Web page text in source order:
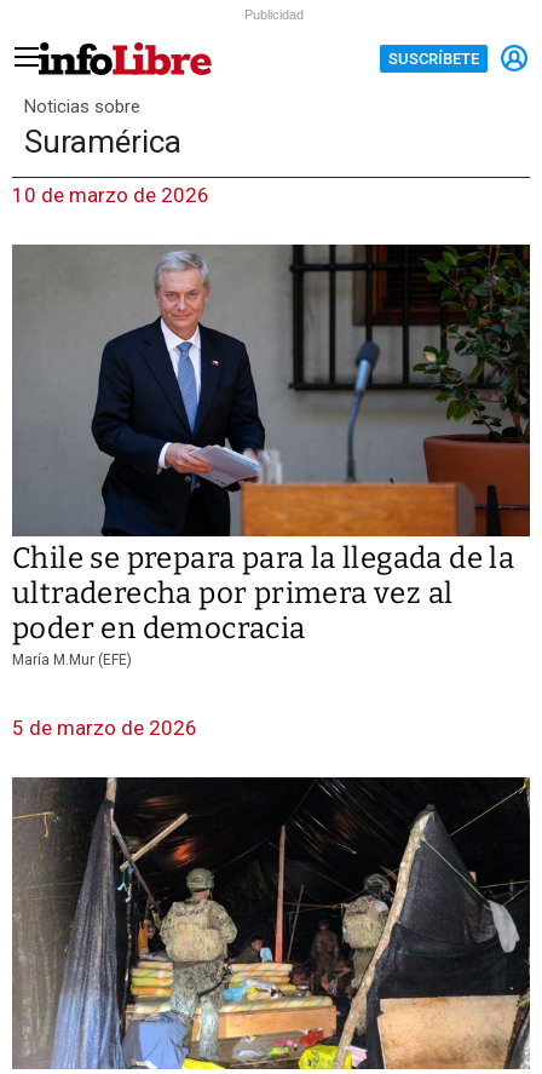
Publicidad
SUSCRÍBETE
Noticias sobre
Suramérica
10 de marzo de 2026
Chile se prepara para la llegada de la
ultraderecha por primera vez al
poder en democracia
María M.Mur (EFE)
5 de marzo de 2026